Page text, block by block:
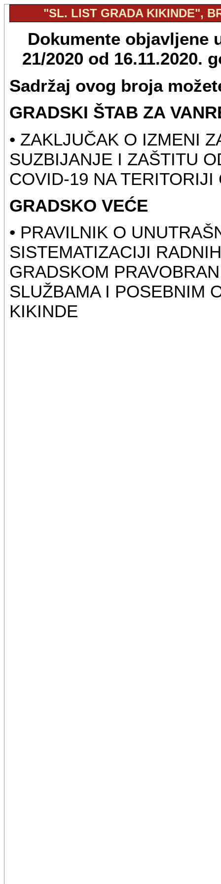
"SL. LIST GRADA KIKINDE",
Dokumente objavljene
21/2020 od 16.11.2020.
Sadržaj ovog broja
GRADSKI ŠTAB ZA
• ZAKLJUČAK O IZMENI
SUZBIJANJE I ZAŠTITU
COVID-19 NA TERITORIJI
GRADSKO VEĆE
• PRAVILNIK O
SISTEMATIZACIJI
GRADSKOM
SLUŽBAMA I POSEBNIM
KIKINDE